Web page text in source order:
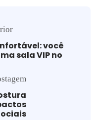
você
sala VIP no